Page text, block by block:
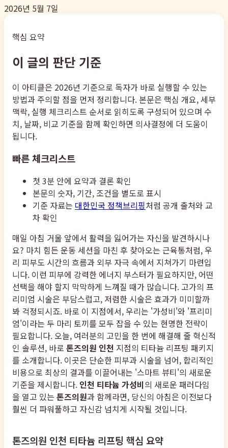
2026년 5월 7일
핵심 요약
이 글의 판단 기준
이 아티클은 2026년 기준으로 독자가 바로 실행할 수 있는
방법과 주의할 점을 먼저 정리합니다. 본문은 핵심 개요, 세부
맥락, 실행 체크리스트 순서로 읽히도록 구성되어 있으며 수
치, 날짜, 비교 기준을 함께 확인하면 의사결정에 더 도움이
됩니다.
빠른 체크리스트
첫 3분 안에 요약과 결론 확인
본문의 숫자, 기간, 조건을 별도로 표시
기준 자료는 대한민국 정책브리핑처럼 공개 출처와 교
차 확인
매일 아침 거울 앞에서 활력을 잃어가는 자신을 발견하시나
요? 마치 힘든 운동 세션을 마친 후 찾아오는 근육통처럼, 우
리 피부도 시간의 흐름과 외부 자극 속에서 지쳐가기 마련입
니다. 이런 피부에 강력한 에너지 부스터가 필요하지만, 어떤
선택을 해야 할지 막막하게 느껴질 때가 많습니다. 고가의 프
리미엄 시술은 부담스럽고, 저렴한 시술은 효과가 미미할까
봐 걱정되시죠. 바로 이 지점에서, 우리는 '가성비'와 '프리미
엄'이라는 두 마리 토끼를 모두 잡을 수 있는 현명한 전략이
필요합니다. 오늘, 여러분의 고민을 한 번에 해결해 줄 혁신적
인 솔루션, 바로 톤즈의원 인천 지점의 티타늄 리프팅 패키지
를 소개합니다. 이곳은 단순한 피부과 시술을 넘어, 합리적인
비용으로 최상의 결과를 이끌어내는 '스마트 뷰티'의 새로운
기준을 제시합니다. 인천 티타늄 가성비의 새로운 패러다임
을 열고 있는 톤즈의원과 함께라면, 당신의 아침은 이전보다
훨씬 더 파워풀하고 자신감 넘치게 시작될 것입니다.
톤즈의원 인천 티타늄 리프팅 핵심 요약